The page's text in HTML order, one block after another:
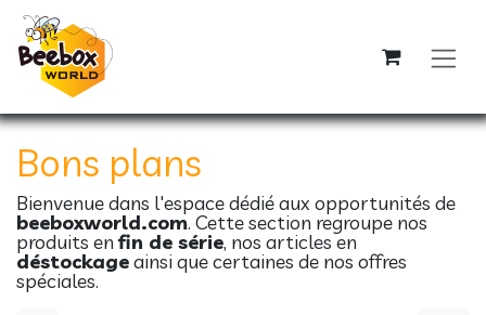
Se rendre au contenu
Bons plans
Bienvenue dans l'espace dédié aux opportunités de
beeboxworld.com. Cette section regroupe nos
produits enfin de série, nos articles en
déstockageainsi que certaines de nos offres
spéciales.